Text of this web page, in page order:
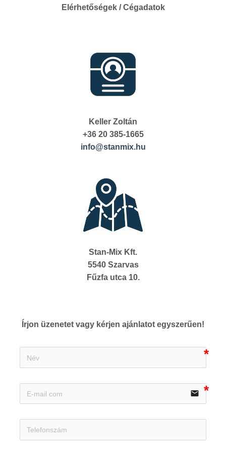
Elérhetőségek / Cégadatok
Keller Zoltán
+36 20 385-1665
info@stanmix.hu
Stan-Mix Kft.
5540 Szarvas
Fűzfa utca 10.
Írjon üzenetet vagy kérjen ajánlatot egyszerűen!
email